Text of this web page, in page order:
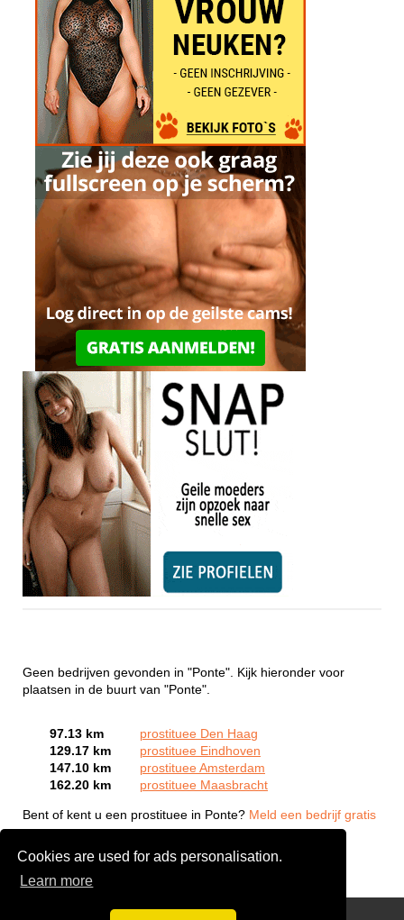
Cookies are used for ads personalisation.
Learn more
Geen bedrijven gevonden in "Ponte". Kijk hieronder voor
plaatsen in de buurt van "Ponte".
97.13 km
prostituee Den Haag
129.17 km
prostituee Eindhoven
147.10 km
prostituee Amsterdam
162.20 km
prostituee Maasbracht
Bent of kent u een prostituee in Ponte? Meld een bedrijf gratis
aan